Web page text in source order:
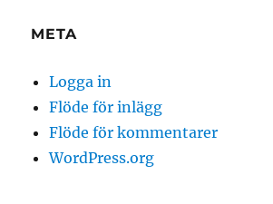
META
Logga in
Flöde för inlägg
Flöde för kommentarer
WordPress.org